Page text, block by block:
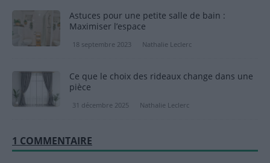
Astuces pour une petite salle de bain :
Maximiser l’espace
18 septembre 2023 Nathalie Leclerc
Ce que le choix des rideaux change dans une
pièce
31 décembre 2025 Nathalie Leclerc
1 COMMENTAIRE